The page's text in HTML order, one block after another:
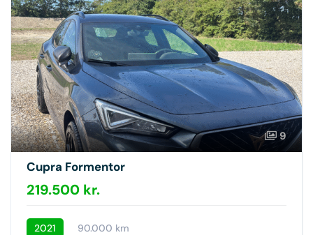
9
Cupra Formentor
219.500 kr.
2021 90.000 km